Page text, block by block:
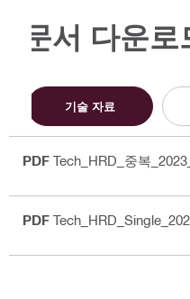
문서 다운로
기술 자료
PDF Tech_HRD_중복
PDF